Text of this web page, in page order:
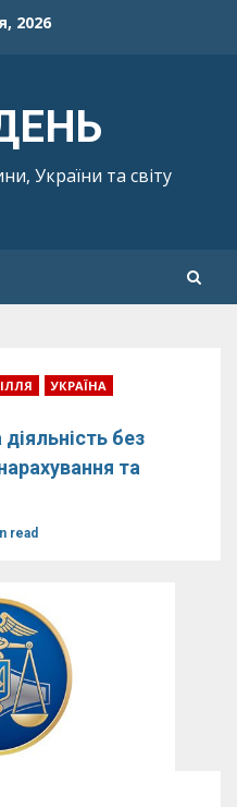
2026
України та світу
УКРАЇНА
без
та
read